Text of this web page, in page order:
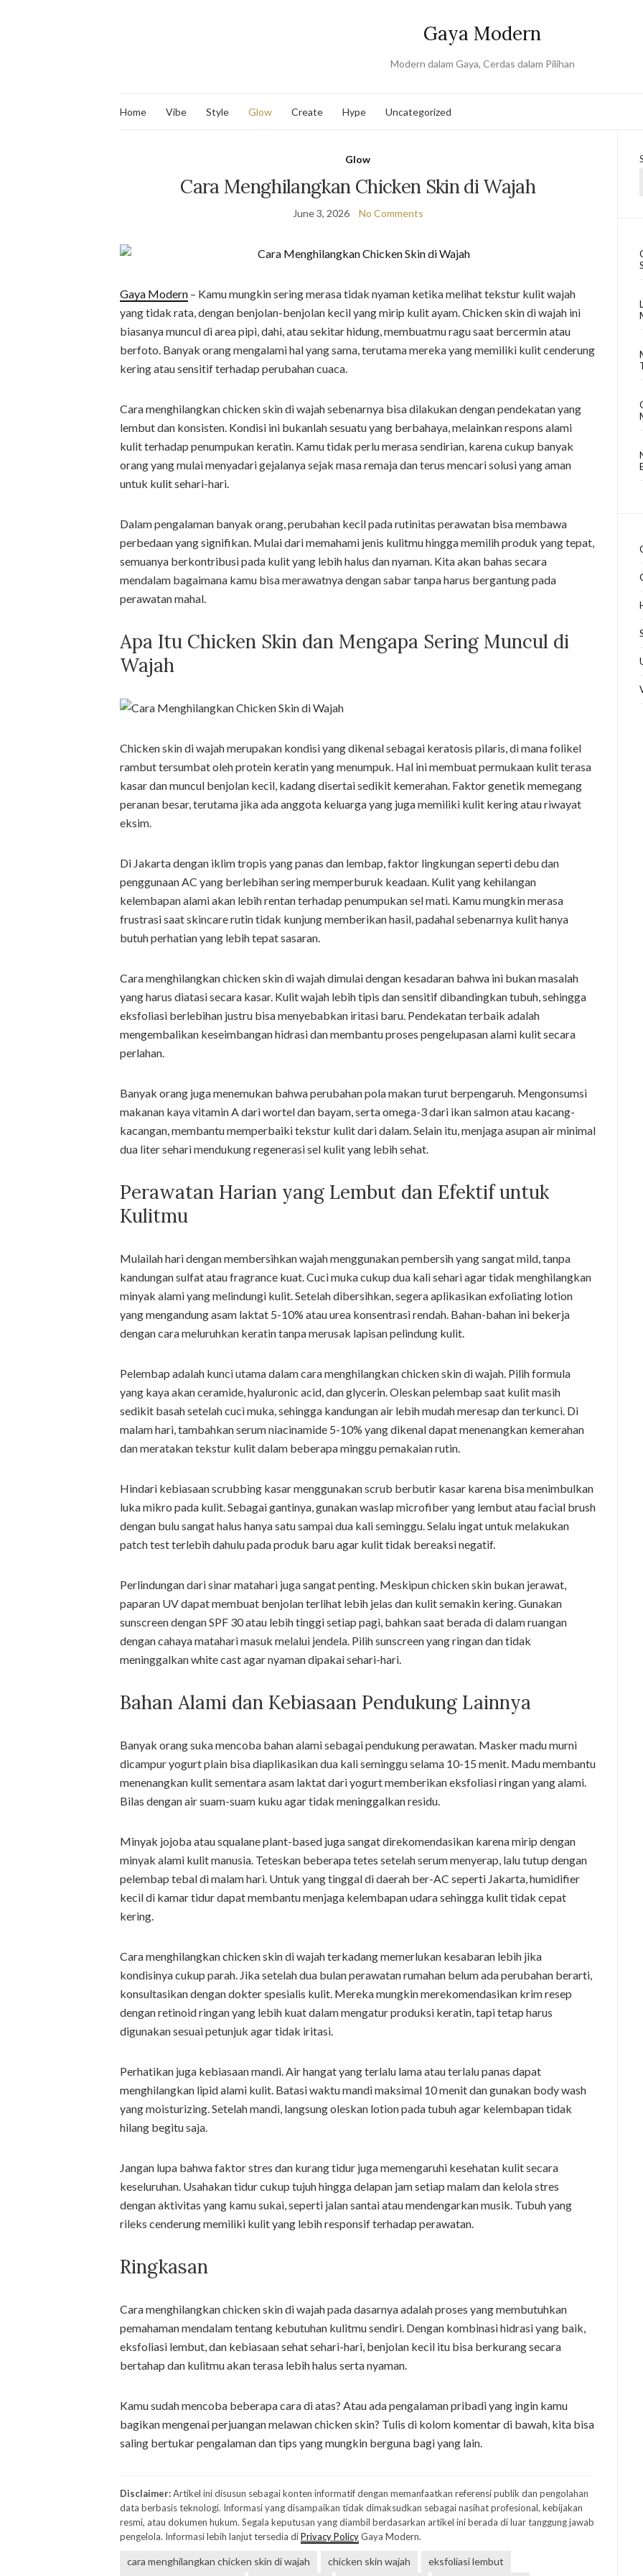
Gaya Modern
Modern dalam Gaya, Cerdas dalam Pilihan
Home Vibe Style Glow Create Hype Uncategorized
Glow
Cara Menghilangkan Chicken Skin di Wajah
June 3, 2026 No Comments
Gaya Modern – Kamu mungkin sering merasa tidak nyaman ketika melihat tekstur kulit wajah
yang tidak rata, dengan benjolan-benjolan kecil yang mirip kulit ayam. Chicken skin di wajah ini
biasanya muncul di area pipi, dahi, atau sekitar hidung, membuatmu ragu saat bercermin atau
berfoto. Banyak orang mengalami hal yang sama, terutama mereka yang memiliki kulit cenderung
kering atau sensitif terhadap perubahan cuaca.
Cara menghilangkan chicken skin di wajah sebenarnya bisa dilakukan dengan pendekatan yang
lembut dan konsisten. Kondisi ini bukanlah sesuatu yang berbahaya, melainkan respons alami
kulit terhadap penumpukan keratin. Kamu tidak perlu merasa sendirian, karena cukup banyak
orang yang mulai menyadari gejalanya sejak masa remaja dan terus mencari solusi yang aman
untuk kulit sehari-hari.
Dalam pengalaman banyak orang, perubahan kecil pada rutinitas perawatan bisa membawa
perbedaan yang signifikan. Mulai dari memahami jenis kulitmu hingga memilih produk yang tepat,
semuanya berkontribusi pada kulit yang lebih halus dan nyaman. Kita akan bahas secara
mendalam bagaimana kamu bisa merawatnya dengan sabar tanpa harus bergantung pada
perawatan mahal.
Apa Itu Chicken Skin dan Mengapa Sering Muncul di
Wajah
Chicken skin di wajah merupakan kondisi yang dikenal sebagai keratosis pilaris, di mana folikel
rambut tersumbat oleh protein keratin yang menumpuk. Hal ini membuat permukaan kulit terasa
kasar dan muncul benjolan kecil, kadang disertai sedikit kemerahan. Faktor genetik memegang
peranan besar, terutama jika ada anggota keluarga yang juga memiliki kulit kering atau riwayat
eksim.
Di Jakarta dengan iklim tropis yang panas dan lembap, faktor lingkungan seperti debu dan
penggunaan AC yang berlebihan sering memperburuk keadaan. Kulit yang kehilangan
kelembapan alami akan lebih rentan terhadap penumpukan sel mati. Kamu mungkin merasa
frustrasi saat skincare rutin tidak kunjung memberikan hasil, padahal sebenarnya kulit hanya
butuh perhatian yang lebih tepat sasaran.
Cara menghilangkan chicken skin di wajah dimulai dengan kesadaran bahwa ini bukan masalah
yang harus diatasi secara kasar. Kulit wajah lebih tipis dan sensitif dibandingkan tubuh, sehingga
eksfoliasi berlebihan justru bisa menyebabkan iritasi baru. Pendekatan terbaik adalah
mengembalikan keseimbangan hidrasi dan membantu proses pengelupasan alami kulit secara
perlahan.
Banyak orang juga menemukan bahwa perubahan pola makan turut berpengaruh. Mengonsumsi
makanan kaya vitamin A dari wortel dan bayam, serta omega-3 dari ikan salmon atau kacang-
kacangan, membantu memperbaiki tekstur kulit dari dalam. Selain itu, menjaga asupan air minimal
dua liter sehari mendukung regenerasi sel kulit yang lebih sehat.
Perawatan Harian yang Lembut dan Efektif untuk
Kulitmu
Mulailah hari dengan membersihkan wajah menggunakan pembersih yang sangat mild, tanpa
kandungan sulfat atau fragrance kuat. Cuci muka cukup dua kali sehari agar tidak menghilangkan
minyak alami yang melindungi kulit. Setelah dibersihkan, segera aplikasikan exfoliating lotion
yang mengandung asam laktat 5-10% atau urea konsentrasi rendah. Bahan-bahan ini bekerja
dengan cara meluruhkan keratin tanpa merusak lapisan pelindung kulit.
Pelembap adalah kunci utama dalam cara menghilangkan chicken skin di wajah. Pilih formula
yang kaya akan ceramide, hyaluronic acid, dan glycerin. Oleskan pelembap saat kulit masih
sedikit basah setelah cuci muka, sehingga kandungan air lebih mudah meresap dan terkunci. Di
malam hari, tambahkan serum niacinamide 5-10% yang dikenal dapat menenangkan kemerahan
dan meratakan tekstur kulit dalam beberapa minggu pemakaian rutin.
Hindari kebiasaan scrubbing kasar menggunakan scrub berbutir kasar karena bisa menimbulkan
luka mikro pada kulit. Sebagai gantinya, gunakan waslap microfiber yang lembut atau facial brush
dengan bulu sangat halus hanya satu sampai dua kali seminggu. Selalu ingat untuk melakukan
patch test terlebih dahulu pada produk baru agar kulit tidak bereaksi negatif.
Perlindungan dari sinar matahari juga sangat penting. Meskipun chicken skin bukan jerawat,
paparan UV dapat membuat benjolan terlihat lebih jelas dan kulit semakin kering. Gunakan
sunscreen dengan SPF 30 atau lebih tinggi setiap pagi, bahkan saat berada di dalam ruangan
dengan cahaya matahari masuk melalui jendela. Pilih sunscreen yang ringan dan tidak
meninggalkan white cast agar nyaman dipakai sehari-hari.
Bahan Alami dan Kebiasaan Pendukung Lainnya
Banyak orang suka mencoba bahan alami sebagai pendukung perawatan. Masker madu murni
dicampur yogurt plain bisa diaplikasikan dua kali seminggu selama 10-15 menit. Madu membantu
menenangkan kulit sementara asam laktat dari yogurt memberikan eksfoliasi ringan yang alami.
Bilas dengan air suam-suam kuku agar tidak meninggalkan residu.
Minyak jojoba atau squalane plant-based juga sangat direkomendasikan karena mirip dengan
minyak alami kulit manusia. Teteskan beberapa tetes setelah serum menyerap, lalu tutup dengan
pelembap tebal di malam hari. Untuk yang tinggal di daerah ber-AC seperti Jakarta, humidifier
kecil di kamar tidur dapat membantu menjaga kelembapan udara sehingga kulit tidak cepat
kering.
Cara menghilangkan chicken skin di wajah terkadang memerlukan kesabaran lebih jika
kondisinya cukup parah. Jika setelah dua bulan perawatan rumahan belum ada perubahan berarti,
konsultasikan dengan dokter spesialis kulit. Mereka mungkin merekomendasikan krim resep
dengan retinoid ringan yang lebih kuat dalam mengatur produksi keratin, tapi tetap harus
digunakan sesuai petunjuk agar tidak iritasi.
Perhatikan juga kebiasaan mandi. Air hangat yang terlalu lama atau terlalu panas dapat
menghilangkan lipid alami kulit. Batasi waktu mandi maksimal 10 menit dan gunakan body wash
yang moisturizing. Setelah mandi, langsung oleskan lotion pada tubuh agar kelembapan tidak
hilang begitu saja.
Jangan lupa bahwa faktor stres dan kurang tidur juga memengaruhi kesehatan kulit secara
keseluruhan. Usahakan tidur cukup tujuh hingga delapan jam setiap malam dan kelola stres
dengan aktivitas yang kamu sukai, seperti jalan santai atau mendengarkan musik. Tubuh yang
rileks cenderung memiliki kulit yang lebih responsif terhadap perawatan.
Ringkasan
Cara menghilangkan chicken skin di wajah pada dasarnya adalah proses yang membutuhkan
pemahaman mendalam tentang kebutuhan kulitmu sendiri. Dengan kombinasi hidrasi yang baik,
eksfoliasi lembut, dan kebiasaan sehat sehari-hari, benjolan kecil itu bisa berkurang secara
bertahap dan kulitmu akan terasa lebih halus serta nyaman.
Kamu sudah mencoba beberapa cara di atas? Atau ada pengalaman pribadi yang ingin kamu
bagikan mengenai perjuangan melawan chicken skin? Tulis di kolom komentar di bawah, kita bisa
saling bertukar pengalaman dan tips yang mungkin berguna bagi yang lain.
Disclaimer:Artikel ini disusun sebagai konten informatif dengan memanfaatkan referensi publik dan pengolahan
data berbasis teknologi. Informasi yang disampaikan tidak dimaksudkan sebagai nasihat profesional, kebijakan
resmi, atau dokumen hukum. Segala keputusan yang diambil berdasarkan artikel ini berada di luar tanggung jawab
pengelola. Informasi lebih lanjut tersedia diPrivacy PolicyGaya Modern.
cara menghilangkan chicken skin di wajah chicken skin wajah eksfoliasi lembut